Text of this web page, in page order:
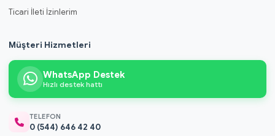
Ticari İleti İzinlerim
Müşteri Hizmetleri
WhatsApp Destek
Hızlı destek hattı
TELEFON
0 (544) 646 42 40